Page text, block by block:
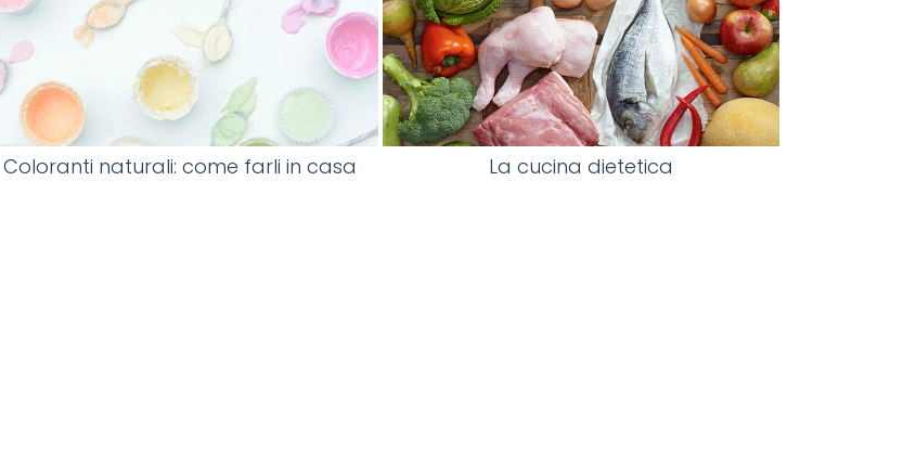
Coloranti naturali: come farli in casa La cucina dietetica